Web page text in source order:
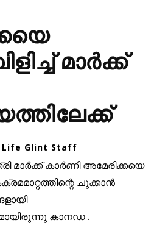
മാർക്ക്
Life Glint Staff
മാർക്ക് കാർണി അമേരിക്കയെ
ചുക്കാൻ
കാനഡ .